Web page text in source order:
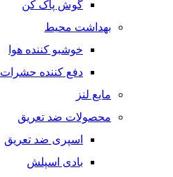
گوش پاک کن
بهداشت محیط
خوشبو کننده هوا
دفع کننده حشرات
مایع لنز
محصولات ضد تعریق
اسپری ضد تعریق
بادی اسپلش